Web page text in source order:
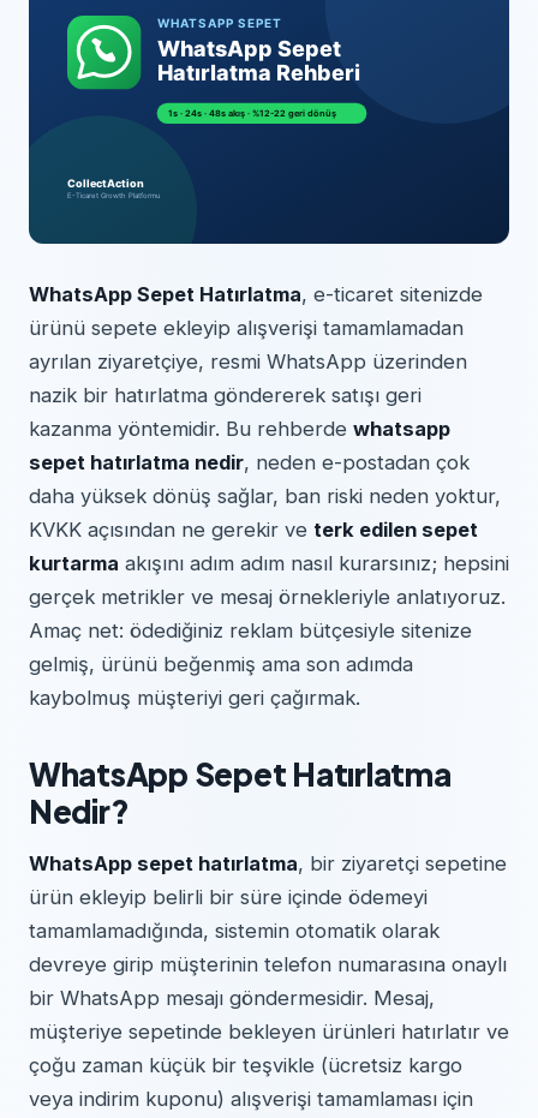
WhatsApp Sepet Hatırlatma, e-ticaret sitenizde
ürünü sepete ekleyip alışverişi tamamlamadan
ayrılan ziyaretçiye, resmi WhatsApp üzerinden
nazik bir hatırlatma göndererek satışı geri
kazanma yöntemidir. Bu rehberde whatsapp
sepet hatırlatma nedir, neden e-postadan çok
daha yüksek dönüş sağlar, ban riski neden yoktur,
KVKK açısından ne gerekir ve terk edilen sepet
kurtarma akışını adım adım nasıl kurarsınız; hepsini
gerçek metrikler ve mesaj örnekleriyle anlatıyoruz.
Amaç net: ödediğiniz reklam bütçesiyle sitenize
gelmiş, ürünü beğenmiş ama son adımda
kaybolmuş müşteriyi geri çağırmak.
WhatsApp Sepet Hatırlatma
Nedir?
WhatsApp sepet hatırlatma, bir ziyaretçi sepetine
ürün ekleyip belirli bir süre içinde ödemeyi
tamamlamadığında, sistemin otomatik olarak
devreye girip müşterinin telefon numarasına onaylı
bir WhatsApp mesajı göndermesidir. Mesaj,
müşteriye sepetinde bekleyen ürünleri hatırlatır ve
çoğu zaman küçük bir teşvikle (ücretsiz kargo
veya indirim kuponu) alışverişi tamamlaması için